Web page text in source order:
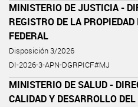
MINISTERIO DE JUSTICIA -
REGISTRO DE LA
FEDERAL
Disposición 3/2026
DI-2026-3-APN-DGRPICF#MJ
MINISTERIO DE SALUD -
CALIDAD Y DESARROLLO